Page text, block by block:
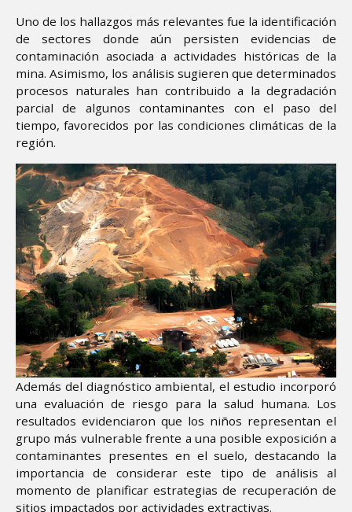
Uno de los hallazgos más relevantes fue la identificación
de sectores donde aún persisten evidencias de
contaminación asociada a actividades históricas de la
mina. Asimismo, los análisis sugieren que determinados
procesos naturales han contribuido a la degradación
parcial de algunos contaminantes con el paso del
tiempo, favorecidos por las condiciones climáticas de la
región.
Además del diagnóstico ambiental, el estudio incorporó
una evaluación de riesgo para la salud humana. Los
resultados evidenciaron que los niños representan el
grupo más vulnerable frente a una posible exposición a
contaminantes presentes en el suelo, destacando la
importancia de considerar este tipo de análisis al
momento de planificar estrategias de recuperación de
sitios impactados por actividades extractivas.